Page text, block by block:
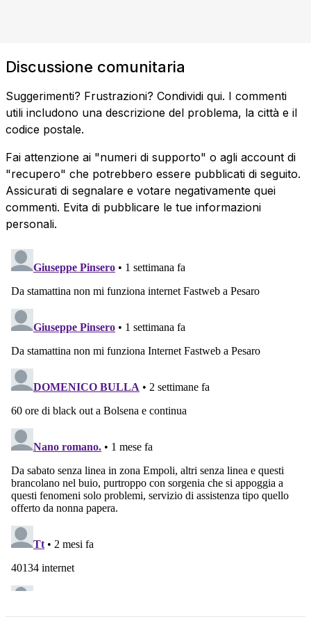
Discussione comunitaria
Suggerimenti? Frustrazioni? Condividi qui. I commenti
utili includono una descrizione del problema, la città e il
codice postale.
Fai attenzione ai "numeri di supporto" o agli account di
"recupero" che potrebbero essere pubblicati di seguito.
Assicurati di segnalare e votare negativamente quei
commenti. Evita di pubblicare le tue informazioni
personali.